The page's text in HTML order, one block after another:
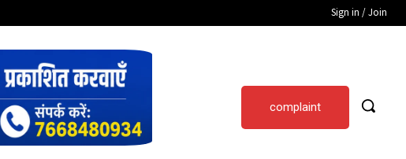
Sign in / Join
complaint